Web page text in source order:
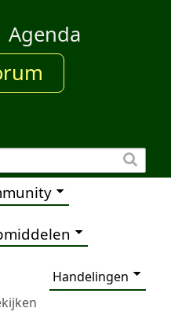
Agenda
Handelingen